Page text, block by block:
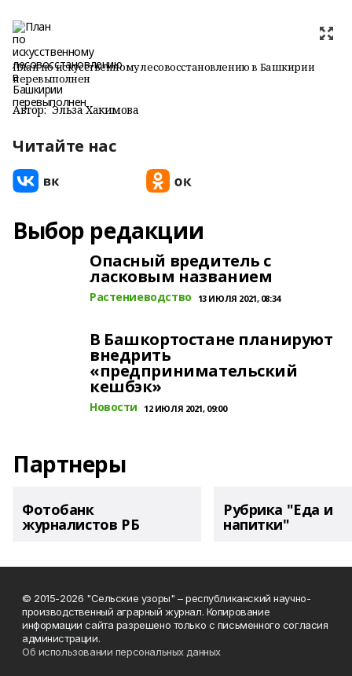
План по искусственному лесовосстановлению в Башкирии
перевыполнен
Автор: Эльза Хакимова
Читайте нас
Выбор редакции
Опасный вредитель с
ласковым названием
Растениеводство 13 ИЮЛЯ 2021, 08:34
В Башкортостане планируют
внедрить
«предпринимательский
кешбэк»
Новости 12 ИЮЛЯ 2021, 09:00
Партнеры
Фотобанк
журналистов РБ
Рубрика "Еда и
напитки"
© 2015-2026 "Сельские узоры" – республиканский научно-
производственный аграрный журнал. Копирование
информации сайта разрешено только с письменного согласия
администрации.
Об использовании персональных данных